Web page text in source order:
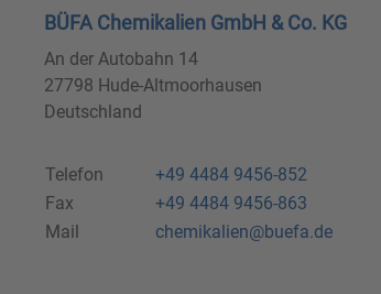
BÜFA Chemikalien GmbH & Co. KG
An der Autobahn 14
27798 Hude-Altmoorhausen
Deutschland
Telefon
+49 4484 9456-852
Fax
+49 4484 9456-863
Mail
chemikalien@buefa.de